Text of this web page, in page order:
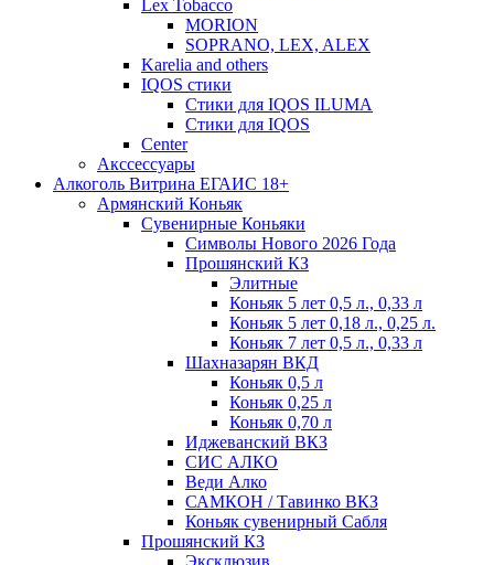
Lex Tobacco
MORION
SOPRANO, LEX, ALEX
Karelia and others
IQOS стики
Стики для IQOS ILUMA
Стики для IQOS
Сenter
Акссессуары
Алкоголь Витрина ЕГАИС 18+
Армянский Коньяк
Сувенирные Коньяки
Символы Нового 2026 Года
Прошянский КЗ
Элитные
Коньяк 5 лет 0,5 л., 0,33 л
Коньяк 5 лет 0,18 л., 0,25 л.
Коньяк 7 лет 0,5 л., 0,33 л
Шахназарян ВКД
Коньяк 0,5 л
Коньяк 0,25 л
Коньяк 0,70 л
Иджеванский ВКЗ
СИС АЛКО
Веди Алко
САМКОН / Тавинко ВКЗ
Коньяк сувенирный Сабля
Прошянский КЗ
Эксклюзив